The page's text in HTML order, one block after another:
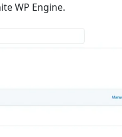
WP Engine.